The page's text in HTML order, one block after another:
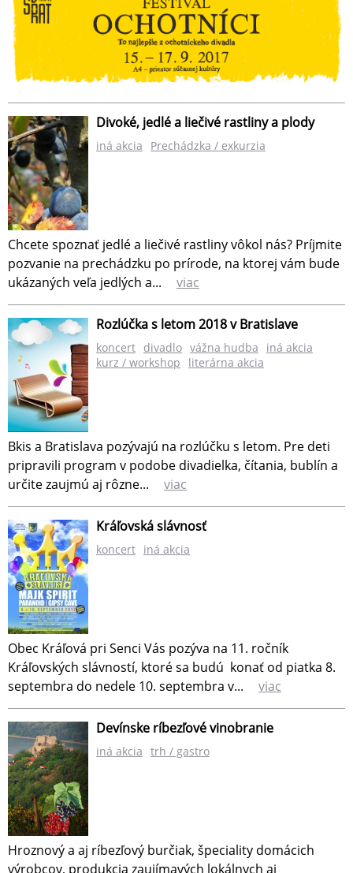
Divoké, jedlé a liečivé rastliny a plody
iná akcia Prechádzka / exkurzia
Chcete spoznať jedlé a liečivé rastliny vôkol nás? Príjmite
pozvanie na prechádzku po prírode, na ktorej vám bude
ukázaných veľa jedlých a...
viac
Rozlúčka s letom 2018 v Bratislave
koncert divadlo vážna hudba
iná akcia
kurz / workshop
literárna akcia
Bkis a Bratislava pozývajú na rozlúčku s letom. Pre deti
pripravili program v podobe divadielka, čítania, bublín a
určite zaujmú aj rôzne...
viac
Kráľovská slávnosť
koncert iná akcia
Obec Kráľová pri Senci Vás pozýva na 11. ročník
Kráľovských slávností, ktoré sa budú konať od piatka 8.
septembra do nedele 10. septembra v...
viac
Devínske ríbezľové vinobranie
iná akcia trh / gastro
Hroznový a aj ríbezľový burčiak, špeciality domácich
výrobcov, produkcia zaujímavých lokálnych aj